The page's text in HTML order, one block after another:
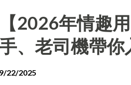
【2026年情趣
、老司機帶你
9/22/2025